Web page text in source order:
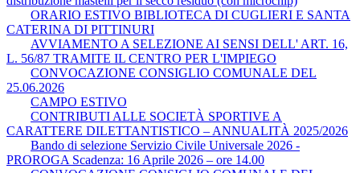
ORARIO ESTIVO BIBLIOTECA DI CUGLIERI E SANTA
CATERINA DI PITTINURI
AVVIAMENTO A SELEZIONE AI SENSI DELL' ART. 16,
L. 56/87 TRAMITE IL CENTRO PER L'IMPIEGO
CONVOCAZIONE CONSIGLIO COMUNALE DEL
25.06.2026
CAMPO ESTIVO
CONTRIBUTI ALLE SOCIETÀ SPORTIVE A
CARATTERE DILETTANTISTICO – ANNUALITÀ 2025/2026
Bando di selezione Servizio Civile Universale 2026 -
PROROGA Scadenza: 16 Aprile 2026 – ore 14.00